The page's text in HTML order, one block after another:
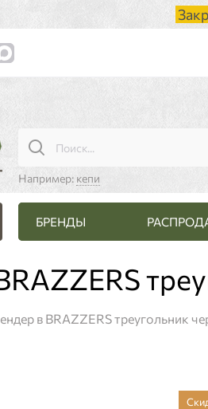
Например: кепи
БРЕНДЫ
в BRAZZERS треугольник